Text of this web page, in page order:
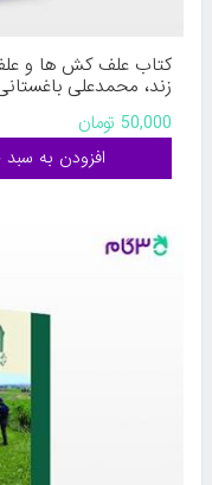
کتاب علف کش ها و علف
زند، محمدعلی
50,000 تومان